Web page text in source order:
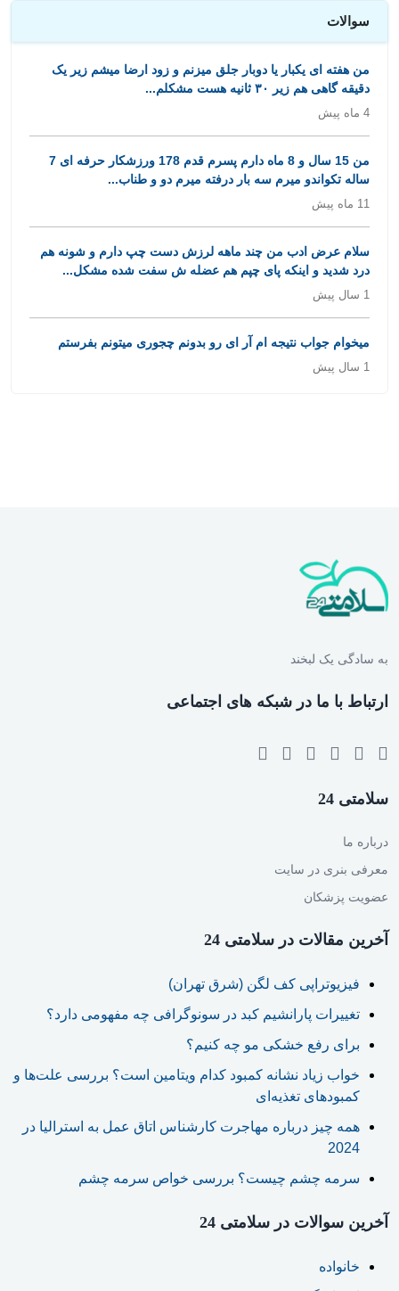
سوالات
من هفته ای یکبار یا دوبار جلق میزنم و زود ارضا میشم زیر یک
دقیقه گاهی هم زیر ۳۰ ثانیه هست مشکلم...
4 ماه پیش
من 15 سال و 8 ماه دارم پسرم قدم 178 ورزشکار حرفه ای 7
ساله تکواندو میرم سه بار درفته میرم دو و طناب...
11 ماه پیش
سلام عرض ادب من چند ماهه لرزش دست چپ دارم و شونه هم
درد شدید و اینکه پای چپم هم عضله ش سفت شده مشکل...
1 سال پیش
میخوام جواب نتیجه ام آر ای رو بدونم چجوری میتونم بفرستم
1 سال پیش
به سادگی یک لبخند
ارتباط با ما در شبکه های اجتماعی
سلامتی 24
درباره ما
معرفی بنری در سایت
عضویت پزشکان
آخرین مقالات در سلامتی 24
فیزیوتراپی کف لگن (شرق تهران)
تغییرات پارانشیم کبد در سونوگرافی چه مفهومی دارد؟
برای رفع خشکی مو چه کنیم؟
خواب زیاد نشانه کمبود کدام ویتامین است؟ بررسی علت‌ها و
کمبودهای تغذیه‌ای
همه چیز درباره مهاجرت کارشناس اتاق عمل به استرالیا در
2024
سرمه چشم چیست؟ بررسی خواص سرمه چشم
آخرین سوالات در سلامتی 24
خانواده